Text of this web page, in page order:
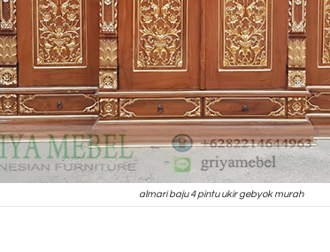
almari baju 4 pintu ukir gebyok murah